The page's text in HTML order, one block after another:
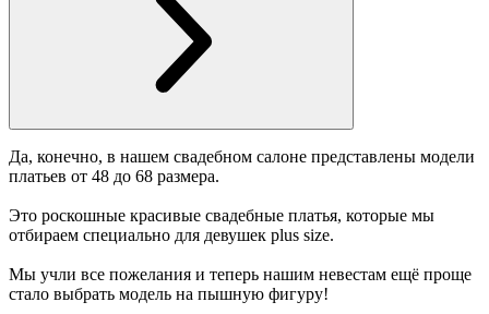
Да, конечно, в нашем свадебном салоне представлены модели
платьев от 48 до 68 размера.
Это роскошные красивые свадебные платья, которые мы
отбираем специально для девушек plus size.
Мы учли все пожелания и теперь нашим невестам ещё проще
стало выбрать модель на пышную фигуру!